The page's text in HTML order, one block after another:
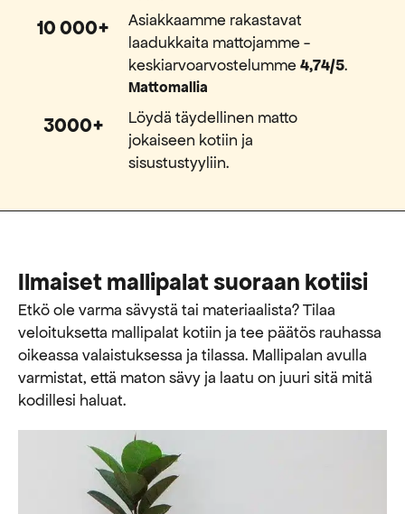
10 000+
Asiakkaamme rakastavat
laadukkaita mattojamme -
keskiarvoarvostelumme4,74/5.
3000+
Mattomallia
Löydä täydellinen matto
jokaiseen kotiin ja
sisustustyyliin.
Ilmaiset mallipalat suoraan kotiisi
Etkö ole varma sävystä tai materiaalista? Tilaa
veloituksetta mallipalat kotiin ja tee päätös rauhassa
oikeassa valaistuksessa ja tilassa. Mallipalan avulla
varmistat, että maton sävy ja laatu on juuri sitä mitä
kodillesi haluat.